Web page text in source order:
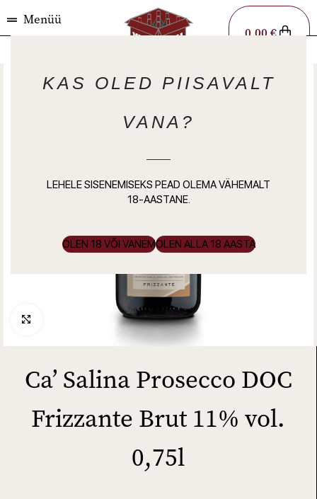
KAS OLED PIISAVALT
VANA?
LEHELE SISENEMISEKS PEAD OLEMA VÄHEMALT
18-AASTANE.
OLEN 18 VÕI VANEMOLEN ALLA 18 AASTA
Menüü
0,00€
Ca’ Salina Prosecco DOC
Frizzante Brut 11% vol.
0,75l